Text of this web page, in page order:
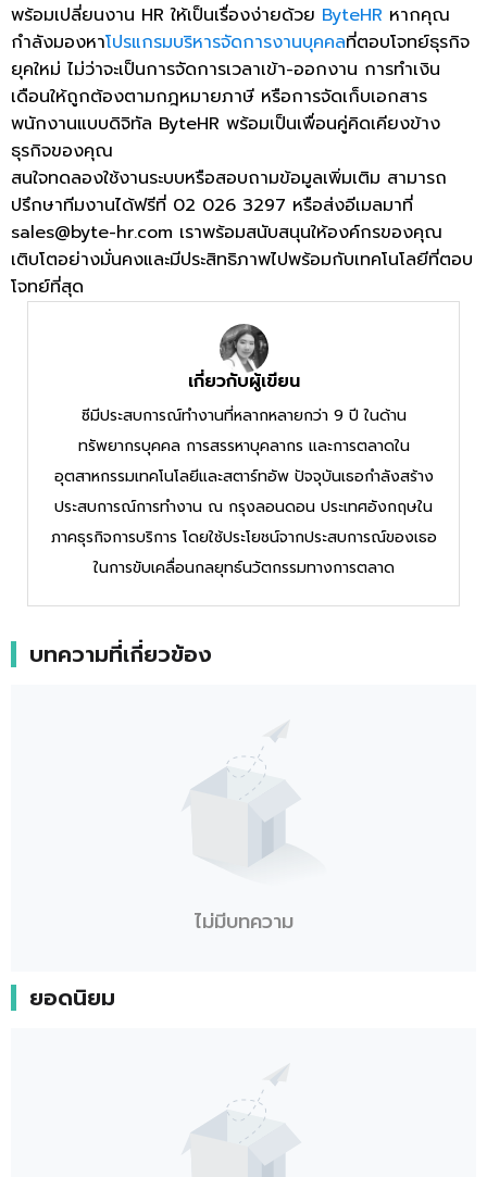
พร้อมเปลี่ยนงาน HR ให้เป็นเรื่องง่ายด้วย ByteHR หากคุณ
กำลังมองหาโปรแกรมบริหารจัดการงานบุคคลที่ตอบโจทย์ธุรกิจ
ยุคใหม่ ไม่ว่าจะเป็นการจัดการเวลาเข้า-ออกงาน การทำเงิน
เดือนให้ถูกต้องตามกฎหมายภาษี หรือการจัดเก็บเอกสาร
พนักงานแบบดิจิทัล ByteHR พร้อมเป็นเพื่อนคู่คิดเคียงข้าง
ธุรกิจของคุณ
สนใจทดลองใช้งานระบบหรือสอบถามข้อมูลเพิ่มเติม สามารถ
ปรึกษาทีมงานได้ฟรีที่ 02 026 3297 หรือส่งอีเมลมาที่
sales@byte-hr.com เราพร้อมสนับสนุนให้องค์กรของคุณ
เติบโตอย่างมั่นคงและมีประสิทธิภาพไปพร้อมกับเทคโนโลยีที่ตอบ
โจทย์ที่สุด
เกี่ยวกับผู้เขียน
ซีมีประสบการณ์ทำงานที่หลากหลายกว่า 9 ปี ในด้าน
ทรัพยากรบุคคล การสรรหาบุคลากร และการตลาดใน
อุตสาหกรรมเทคโนโลยีและสตาร์ทอัพ ปัจจุบันเธอกำลังสร้าง
ประสบการณ์การทำงาน ณ กรุงลอนดอน ประเทศอังกฤษใน
ภาคธุรกิจการบริการ โดยใช้ประโยชน์จากประสบการณ์ของเธอ
ในการขับเคลื่อนกลยุทธ์นวัตกรรมทางการตลาด
บทความที่เกี่ยวข้อง
ไม่มีบทความ
ยอดนิยม